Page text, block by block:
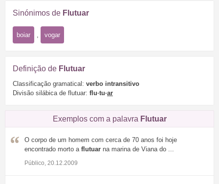
Sinónimos de Flutuar
boiar vogar
Definição de Flutuar
Classificação gramatical: verbo intransitivo
Divisão silábica de flutuar: flu·tu·ar
Exemplos com a palavra Flutuar
O corpo de um homem com cerca de 70 anos foi hoje
encontrado morto a flutuar na marina de Viana do ...
Público, 20.12.2009